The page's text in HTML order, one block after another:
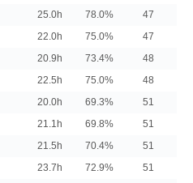
25.0h 78.0%
47
22.0h 75.0%
47
20.9h 73.4%
48
22.5h 75.0%
48
20.0h 69.3%
51
21.1h 69.8%
51
21.5h 70.4%
51
23.7h 72.9%
51